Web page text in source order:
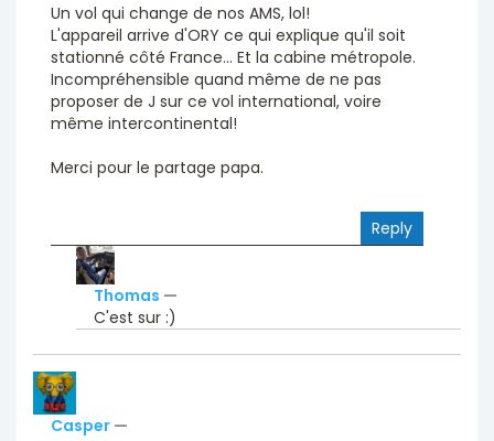
Un vol qui change de nos AMS, lol!
L'appareil arrive d'ORY ce qui explique qu'il soit
stationné côté France... Et la cabine métropole.
Incompréhensible quand même de ne pas
proposer de J sur ce vol international, voire
même intercontinental!
Merci pour le partage papa.
Reply
Thomas —
C'est sur :)
Casper —